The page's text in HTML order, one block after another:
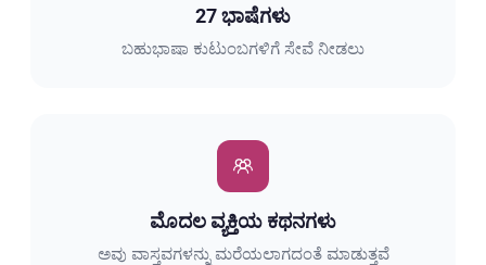
27 ಭಾಷೆಗಳು
ಬಹುಭಾಷಾ ಕುಟುಂಬಗಳಿಗೆ ಸೇವೆ ನೀಡಲು
ಮೊದಲ ವ್ಯಕ್ತಿಯ ಕಥನಗಳು
ಅವು ವಾಸ್ತವಗಳನ್ನು ಮರೆಯಲಾಗದಂತೆ ಮಾಡುತ್ತವೆ